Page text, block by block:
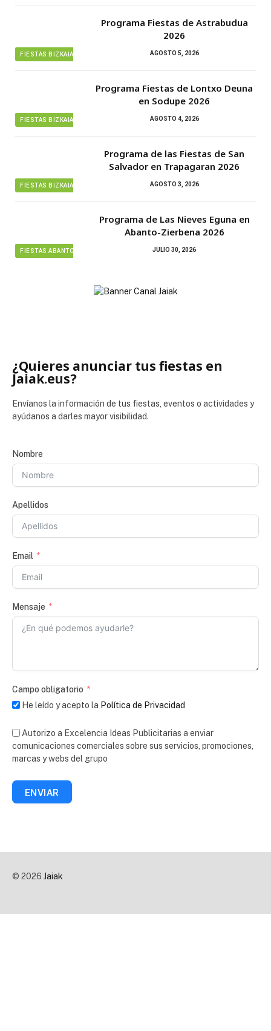
FIESTAS BIZKAIA
Programa Fiestas de Astrabudua
2026
AGOSTO 5, 2026
FIESTAS BIZKAIA
Programa Fiestas de Lontxo Deuna
en Sodupe 2026
AGOSTO 4, 2026
FIESTAS BIZKAIA
Programa de las Fiestas de San
Salvador en Trapagaran 2026
AGOSTO 3, 2026
FIESTAS ABANTO ZIERBENA
Programa de Las Nieves Eguna en
Abanto-Zierbena 2026
JULIO 30, 2026
¿Quieres anunciar tus fiestas en
Jaiak.eus?
Envíanos la información de tus fiestas, eventos o actividades y
ayúdanos a darles mayor visibilidad.
Nombre
Apellidos
Email
Mensaje
Campo obligatorio
He leído y acepto la Política de Privacidad
Autorizo a Excelencia Ideas Publicitarias a enviar
comunicaciones comerciales sobre sus servicios, promociones,
marcas y webs del grupo
ENVIAR
© 2026 Jaiak